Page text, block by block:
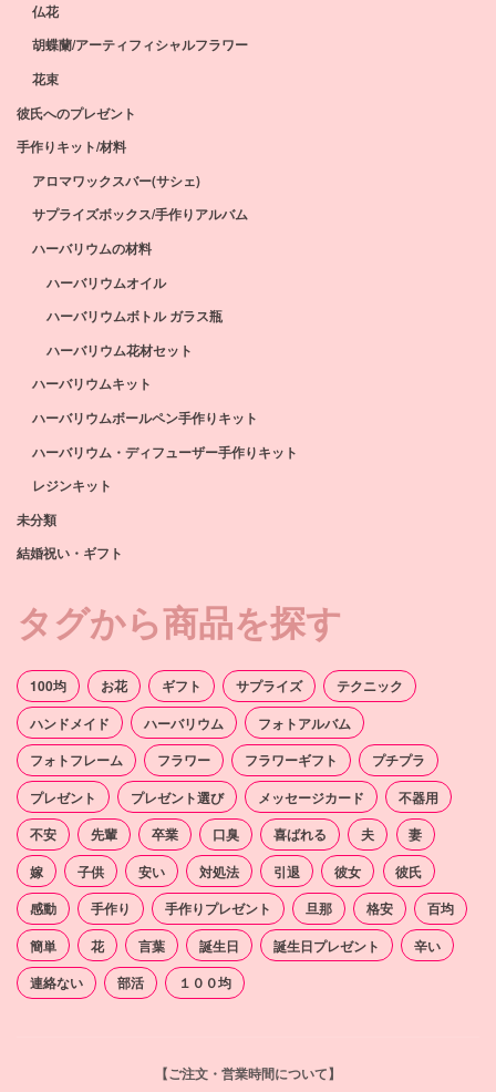
仏花
胡蝶蘭/アーティフィシャルフラワー
花束
彼氏へのプレゼント
手作りキット/材料
アロマワックスバー(サシェ)
サプライズボックス/手作りアルバム
ハーバリウムの材料
ハーバリウムオイル
ハーバリウムボトル ガラス瓶
ハーバリウム花材セット
ハーバリウムキット
ハーバリウムボールペン手作りキット
ハーバリウム・ディフューザー手作りキット
レジンキット
未分類
結婚祝い・ギフト
タグから商品を探す
100均 お花 ギフト サプライズ
テクニック
ハンドメイド
ハーバリウム
フォトアルバム
フォトフレーム
フラワー フラワーギフト
プチプラ
プレゼント
プレゼント選び メッセージカード
不器用
不安
先輩 卒業 口臭 喜ばれる 夫
妻
嫁
子供 安い 対処法 引退 彼女
彼氏
感動
手作り 手作りプレゼント 旦那 格安
百均
簡単
花 言葉 誕生日 誕生日プレゼント
辛い
連絡ない
部活 １００均
【ご注文・営業時間について】